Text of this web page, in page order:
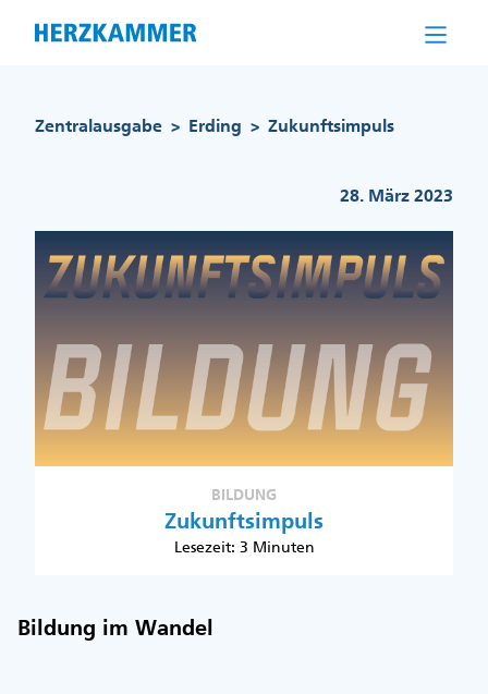
Zentralausgabe > Erding > Zukunftsimpuls
28. März 2023
BILDUNG
Zukunftsimpuls
Lesezeit: 3 Minuten
Bildung im Wandel